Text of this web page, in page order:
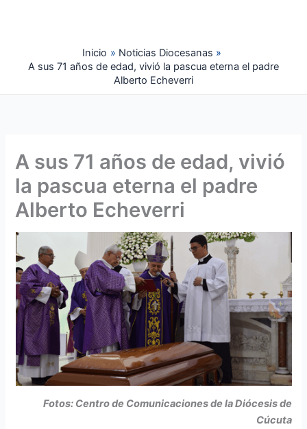
Inicio
Noticias Diocesanas
A sus 71 años de edad, vivió la pascua eterna el padre
Alberto Echeverri
A sus 71 años de edad, vivió
la pascua eterna el padre
Alberto Echeverri
Fotos: Centro de Comunicaciones de la Diócesis de
Cúcuta